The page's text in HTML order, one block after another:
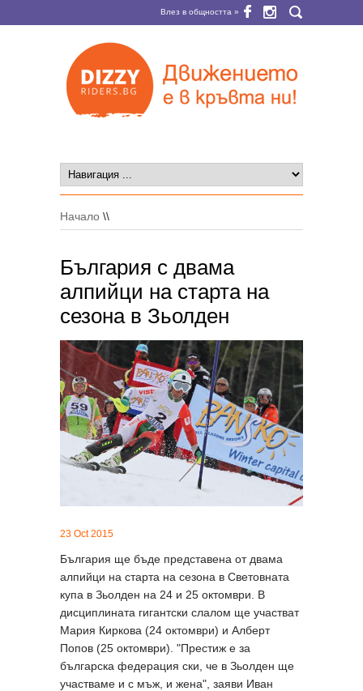
Влез в общността »
Начало \\
България с двама
алпийци на старта на
сезона в Зьолден
23 Oct 2015
България ще бъде представена от двама
алпийци на старта на сезона в Световната
купа в Зьолден на 24 и 25 октомври. В
дисциплината гигантски слалом ще участват
Мария Киркова (24 октомври) и Алберт
Попов (25 октомври). "Престиж е за
българска федерация ски, че в Зьолден ще
участваме и с мъж, и жена", заяви Иван